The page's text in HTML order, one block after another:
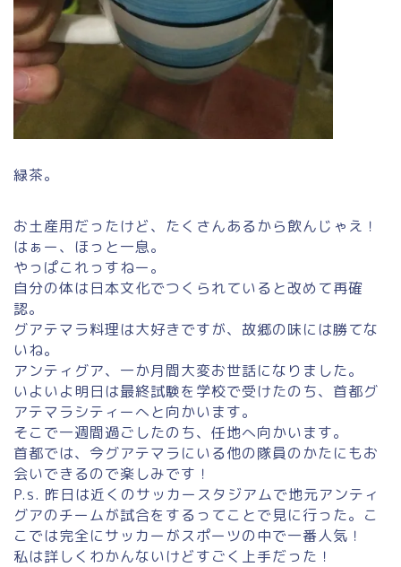
緑茶。
お土産用だったけど、たくさんあるから飲んじゃえ！
はぁー、ほっと一息。
やっぱこれっすねー。
自分の体は日本文化でつくられていると改めて再確
認。
グアテマラ料理は大好きですが、故郷の味には勝てな
いね。
アンティグア、一か月間大変お世話になりました。
いよいよ明日は最終試験を学校で受けたのち、首都グ
アテマラシティーへと向かいます。
そこで一週間過ごしたのち、任地へ向かいます。
首都では、今グアテマラにいる他の隊員のかたにもお
会いできるので楽しみです！
P.s. 昨日は近くのサッカースタジアムで地元アンティ
グアのチームが試合をするってことで見に行った。こ
こでは完全にサッカーがスポーツの中で一番人気！
私は詳しくわかんないけどすごく上手だった！